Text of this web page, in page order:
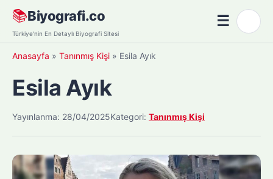
Skip
content
📚Biyografi.co
Türkiye'nin En Detaylı Biyografi Sitesi
☰Menü
Anasayfa » Tanınmış Kişi » Esila Ayık
Esila Ayık
Yayınlanma: 28/04/2025Kategori: Tanınmış Kişi